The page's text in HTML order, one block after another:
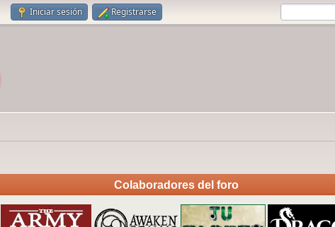
Iniciar sesión Registrarse
Colaboradores del foro